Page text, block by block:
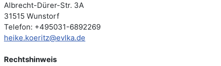
Albrecht-Dürer-Str. 3A
31515 Wunstorf
Telefon: +495031-6892269
heike.koeritz@evlka.de
Rechtshinweis